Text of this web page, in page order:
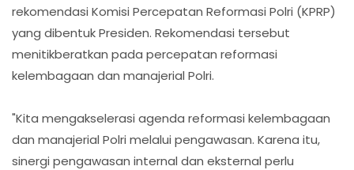
rekomendasi Komisi Percepatan Reformasi Polri (KPRP)
yang dibentuk Presiden. Rekomendasi tersebut
menitikberatkan pada percepatan reformasi
kelembagaan dan manajerial Polri.
"Kita mengakselerasi agenda reformasi kelembagaan
dan manajerial Polri melalui pengawasan. Karena itu,
sinergi pengawasan internal dan eksternal perlu